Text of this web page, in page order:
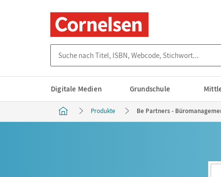
Digitale Medien Grundschule
Produkte Be Partners -